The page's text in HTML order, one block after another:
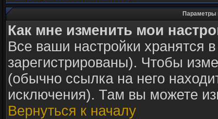
Параметры
Как мне изменить мои
Все ваши настройки хранятся
зарегистрированы). Чтобы
(обычно ссылка на него
исключения). Там вы можете
Вернуться к началу